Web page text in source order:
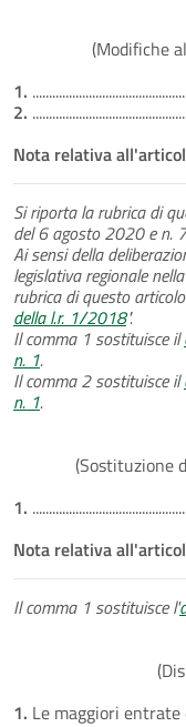
(Modifiche
1.
2.
Nota relativa
Si riporta la rubrica di
del 6 agosto 2020 e n.
Ai sensi della
legislativa regionale
rubrica di questo
della l.r. 1/2018".
Il comma 1 sostituisce il
n. 1.
Il comma 2 sostituisce il
n. 1.
(Sostituzione
1.
Nota relativa
Il comma 1 sostituisce l'
1. Le maggiori